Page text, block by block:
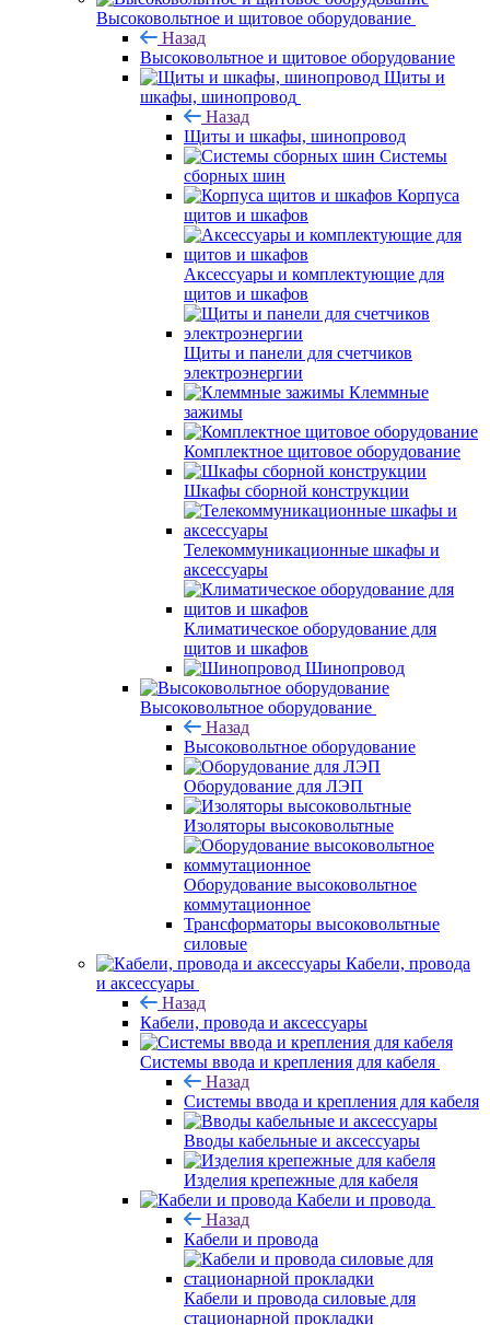
Высоковольтное и щитовое оборудование
Назад
Высоковольтное и щитовое оборудование
Щиты и
шкафы, шинопровод
Назад
Щиты и шкафы, шинопровод
Системы
сборных шин
Корпуса
щитов и шкафов
Аксессуары и комплектующие для
щитов и шкафов
Щиты и панели для счетчиков
электроэнергии
Клеммные
зажимы
Комплектное щитовое оборудование
Шкафы сборной конструкции
Телекоммуникационные шкафы и
аксессуары
Климатическое оборудование для
щитов и шкафов
Шинопровод
Высоковольтное оборудование
Назад
Высоковольтное оборудование
Оборудование для ЛЭП
Изоляторы высоковольтные
Оборудование высоковольтное
коммутационное
Трансформаторы высоковольтные
силовые
Кабели, провода
и аксессуары
Назад
Кабели, провода и аксессуары
Системы ввода и крепления для кабеля
Назад
Системы ввода и крепления для кабеля
Вводы кабельные и аксессуары
Изделия крепежные для кабеля
Кабели и провода
Назад
Кабели и провода
Кабели и провода силовые для
стационарной прокладки